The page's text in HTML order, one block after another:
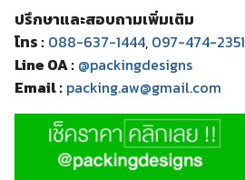
ปรึกษาและสอบถามเพิ่มเติม
โทร : 088-637-1444, 097-474-2351
Line OA : @packingdesigns
Email : packing.aw@gmail.com